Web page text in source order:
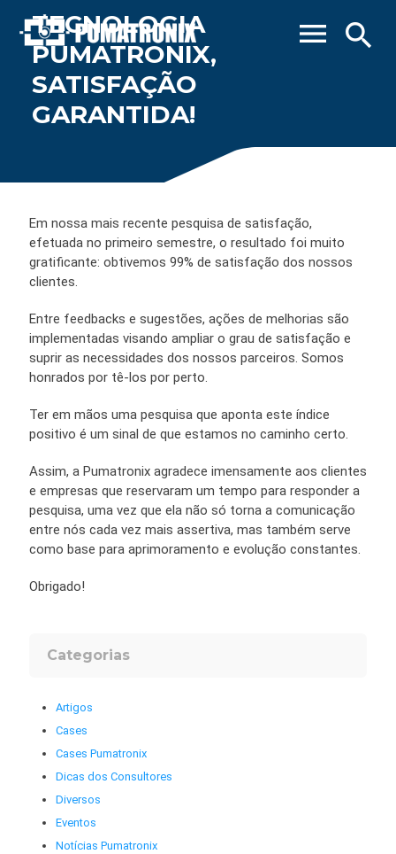
search
menu
TECNOLOGIA
PUMATRONIX,
SATISFAÇÃO
GARANTIDA!
Em nossa mais recente pesquisa de satisfação,
efetuada no primeiro semestre, o resultado foi muito
gratificante: obtivemos 99% de satisfação dos nossos
clientes.
Entre feedbacks e sugestões, ações de melhorias são
implementadas visando ampliar o grau de satisfação e
suprir as necessidades dos nossos parceiros. Somos
honrados por tê-los por perto.
Ter em mãos uma pesquisa que aponta este índice
positivo é um sinal de que estamos no caminho certo.
Assim, a Pumatronix agradece imensamente aos clientes
e empresas que reservaram um tempo para responder a
pesquisa, uma vez que ela não só torna a comunicação
entre nós cada vez mais assertiva, mas também serve
como base para aprimoramento e evolução constantes.
Obrigado!
Categorias
Artigos
Cases
Cases Pumatronix
Dicas dos Consultores
Diversos
Eventos
Notícias Pumatronix